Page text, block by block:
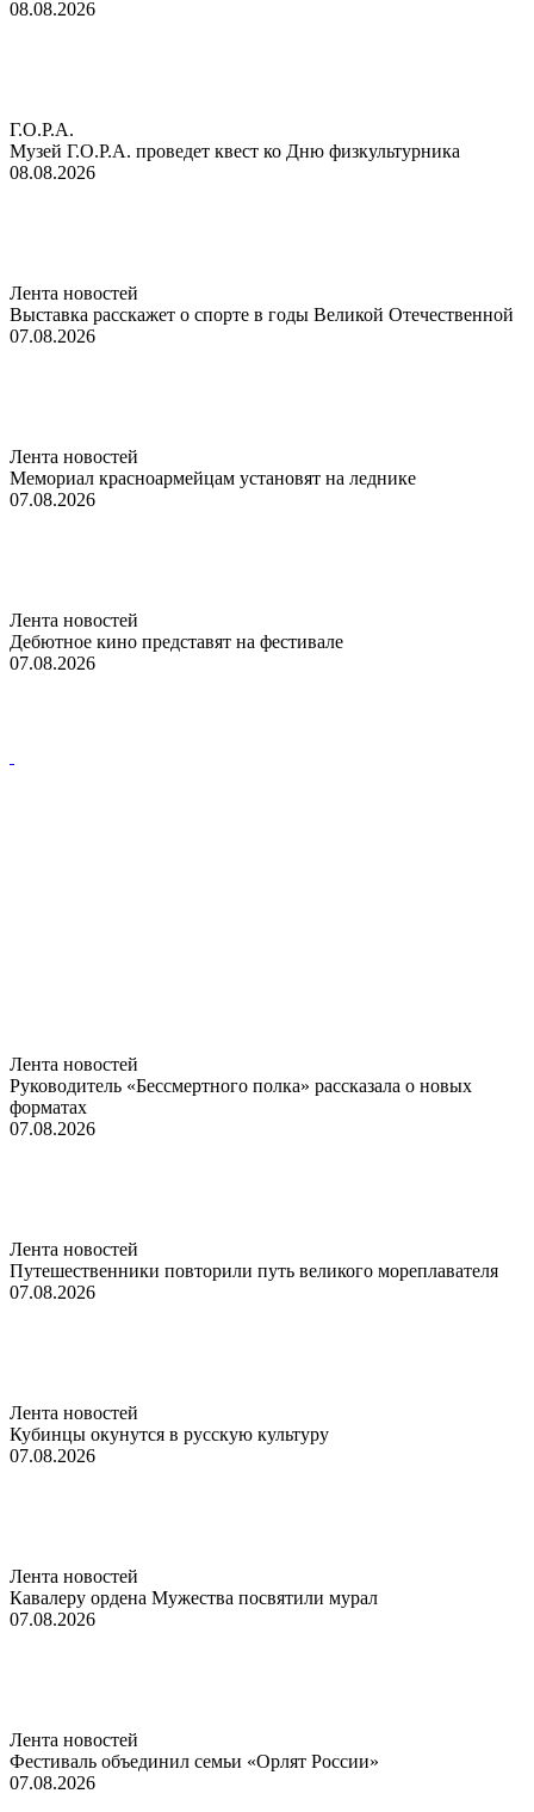
08.08.2026
Г.О.Р.А.
Музей Г.О.Р.А. проведет квест ко Дню физкультурника
08.08.2026
Лента новостей
Выставка расскажет о спорте в годы Великой Отечественной
07.08.2026
Лента новостей
Мемориал красноармейцам установят на леднике
07.08.2026
Лента новостей
Дебютное кино представят на фестивале
07.08.2026
Лента новостей
Руководитель «Бессмертного полка» рассказала о новых
форматах
07.08.2026
Лента новостей
Путешественники повторили путь великого мореплавателя
07.08.2026
Лента новостей
Кубинцы окунутся в русскую культуру
07.08.2026
Лента новостей
Кавалеру ордена Мужества посвятили мурал
07.08.2026
Лента новостей
Фестиваль объединил семьи «Орлят России»
07.08.2026